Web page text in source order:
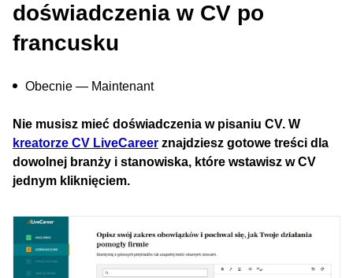
doświadczenia w CV po
francusku
Obecnie — Maintenant
Nie musisz mieć doświadczenia w pisaniu CV. W
kreatorze CV LiveCareer znajdziesz gotowe treści dla
dowolnej branży i stanowiska, które wstawisz w CV
jednym kliknięciem.